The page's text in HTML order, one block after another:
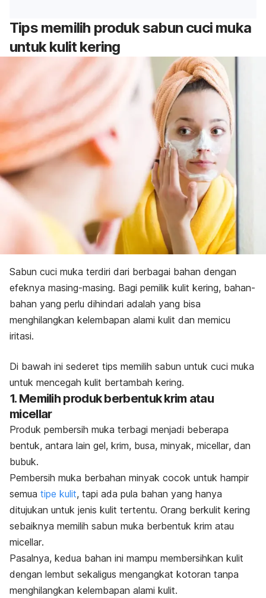
Tips memilih produk sabun cuci muka
untuk kulit kering
Sabun cuci muka terdiri dari berbagai bahan dengan
efeknya masing-masing. Bagi pemilik kulit kering, bahan-
bahan yang perlu dihindari adalah yang bisa
menghilangkan kelembapan alami kulit dan memicu
iritasi.
Di bawah ini sederet tips memilih sabun untuk cuci muka
untuk mencegah kulit bertambah kering.
1. Memilih produk berbentuk krim atau
micellar
Produk pembersih muka terbagi menjadi beberapa
bentuk, antara lain gel, krim, busa, minyak, micellar, dan
bubuk.
Pembersih muka berbahan minyak cocok untuk hampir
semua tipe kulit, tapi ada pula bahan yang hanya
ditujukan untuk jenis kulit tertentu. Orang berkulit kering
sebaiknya memilih sabun muka berbentuk krim atau
micellar.
Pasalnya, kedua bahan ini mampu membersihkan kulit
dengan lembut sekaligus mengangkat kotoran tanpa
menghilangkan kelembapan alami kulit.